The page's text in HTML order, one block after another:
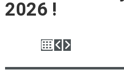
2026 !